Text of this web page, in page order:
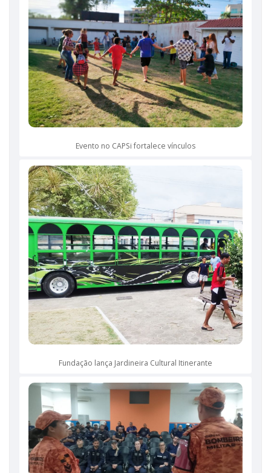
Evento no CAPSi fortalece vínculos
Fundação lança Jardineira Cultural Itinerante